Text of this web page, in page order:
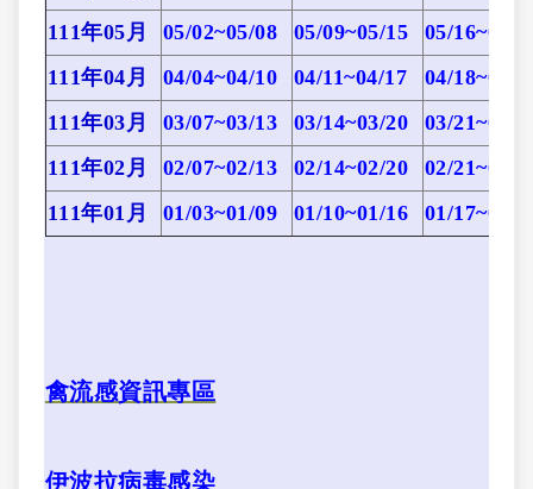
111年05月
05/02~05/08 05/09~05/15
05/16~05/
111年04月
04/04~04/10 04/11~04/17
04/18~04/
111年03月
03/07~03/13 03/14~03/20
03/21~03/
111年02月
02/07~02/13 02/14~02/20
02/21~02/
111年01月
01/03~01/09 01/10~01/16 01/17~01/
禽流感資訊專區
伊波拉病毒感染